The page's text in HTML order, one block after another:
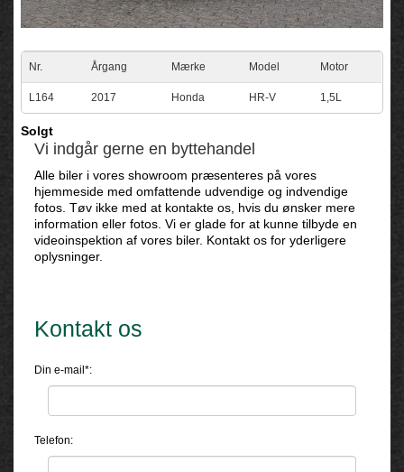
Nr. Årgang Mærke Model Motor
L164 2017 Honda HR-V 1,5L
Solgt
Vi indgår gerne en byttehandel
Alle biler i vores showroom præsenteres på vores
hjemmeside med omfattende udvendige og indvendige
fotos. Tøv ikke med at kontakte os, hvis du ønsker mere
information eller fotos. Vi er glade for at kunne tilbyde en
videoinspektion af vores biler. Kontakt os for yderligere
oplysninger.
Kontakt os
Din e-mail*:
Telefon: